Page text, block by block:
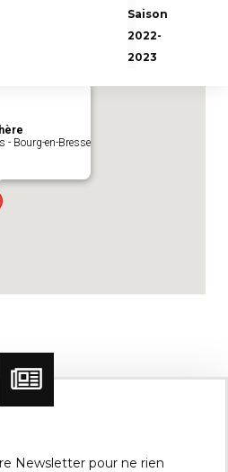
Saison
2022-
2023
- Bourg-en-Bresse
Newsletter pour ne rien